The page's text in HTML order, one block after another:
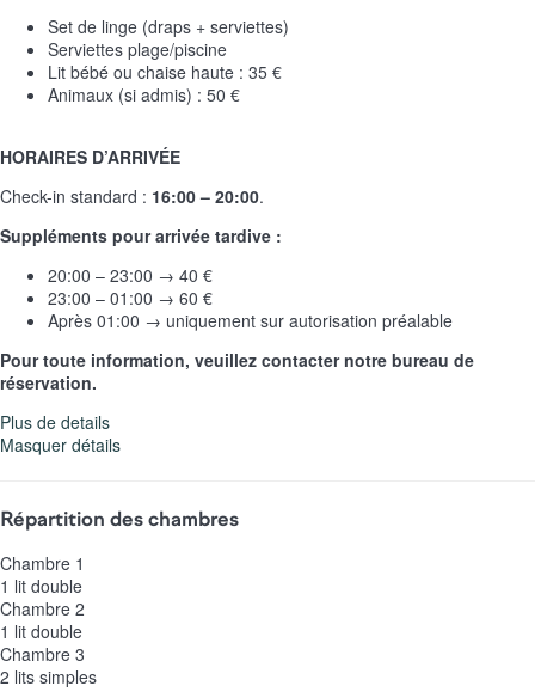
Set de linge (draps + serviettes)
Serviettes plage/piscine
Lit bébé ou chaise haute : 35 €
Animaux (si admis) : 50 €
HORAIRES D’ARRIVÉE
Check-in standard : 16:00 – 20:00.
Suppléments pour arrivée tardive :
20:00 – 23:00 → 40 €
23:00 – 01:00 → 60 €
Après 01:00 → uniquement sur autorisation préalable
Pour toute information, veuillez contacter notre bureau de
réservation.
Plus de details
Masquer détails
Répartition des chambres
Chambre 1
1 lit double
Chambre 2
1 lit double
Chambre 3
2 lits simples